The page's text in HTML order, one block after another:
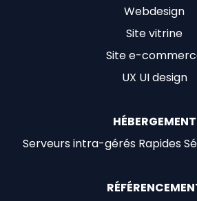
Webdesign
Site vitrine
Site e-
UX UI design
HÉBERGEMENT
Serveurs intra-gérés Rapides